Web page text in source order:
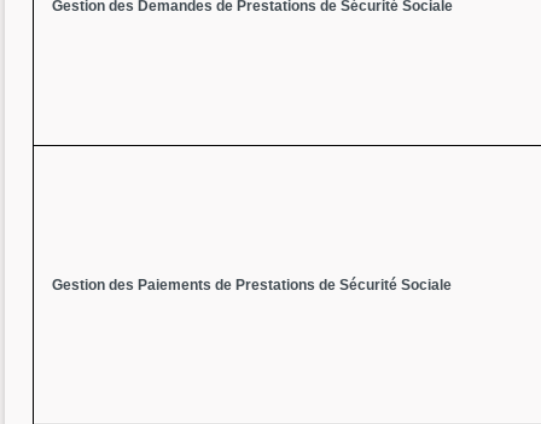
Gestion des Demandes de Prestations de Sécurité Sociale
Gestion des Paiements de Prestations de Sécurité Sociale